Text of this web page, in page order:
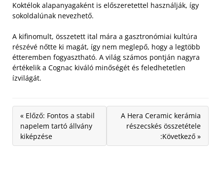
Koktélok alapanyagaként is előszeretettel használják, így
sokoldalúnak nevezhető.
A kifinomult, összetett ital mára a gasztronómiai kultúra
részévé nőtte ki magát, így nem meglepő, hogy a legtöbb
étteremben fogyasztható. A világ számos pontján nagyra
értékelik a Cognac kiváló minőségét és feledhetetlen
ízvilágát.
« Előző: Fontos a stabil
napelem tartó állvány
kiképzése
A Hera Ceramic kerámia
részecskés összetétele
:Következő »